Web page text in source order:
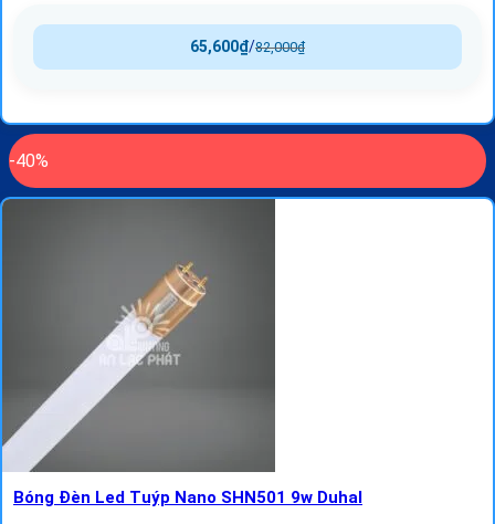
82,000₫
/
65,600₫
-40%
Bóng Đèn Led Tuýp Nano SHN501 9w Duhal